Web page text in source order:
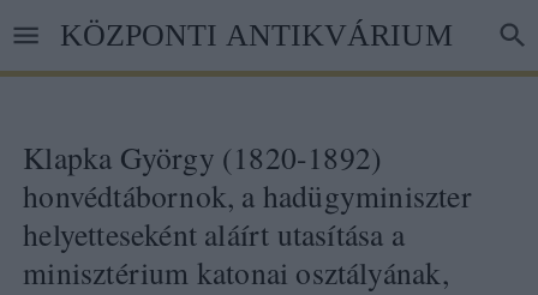
tartalomra
KÖZPONTI ANTIKVÁRIUM
Klapka György (1820-1892)
honvédtábornok, a hadügyminiszter
helyetteseként aláírt utasítása a
minisztérium katonai osztályának,